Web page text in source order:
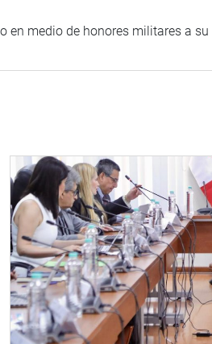
en medio de honores militares a